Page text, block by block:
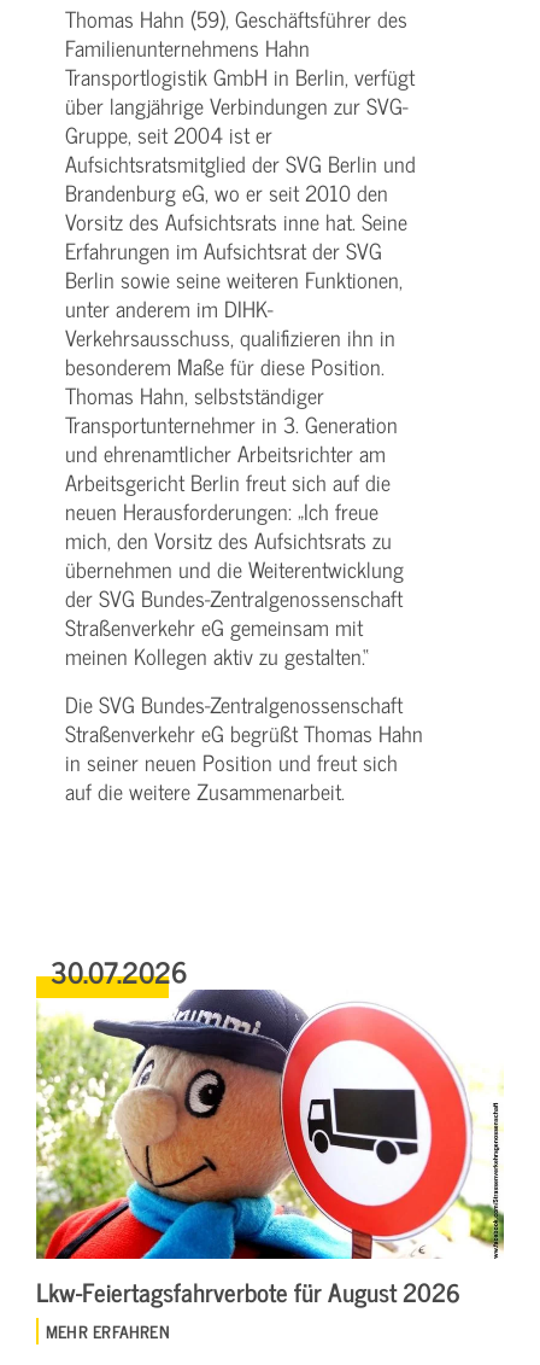
Thomas Hahn (59), Geschäftsführer des
Familienunternehmens Hahn
Transportlogistik GmbH in Berlin, verfügt
über langjährige Verbindungen zur SVG-
Gruppe, seit 2004 ist er
Aufsichtsratsmitglied der SVG Berlin und
Brandenburg eG, wo er seit 2010 den
Vorsitz des Aufsichtsrats inne hat. Seine
Erfahrungen im Aufsichtsrat der SVG
Berlin sowie seine weiteren Funktionen,
unter anderem im DIHK-
Verkehrsausschuss, qualifizieren ihn in
besonderem Maße für diese Position.
Thomas Hahn, selbstständiger
Transportunternehmer in 3. Generation
und ehrenamtlicher Arbeitsrichter am
Arbeitsgericht Berlin freut sich auf die
neuen Herausforderungen: „Ich freue
mich, den Vorsitz des Aufsichtsrats zu
übernehmen und die Weiterentwicklung
der SVG Bundes-Zentralgenossenschaft
Straßenverkehr eG gemeinsam mit
meinen Kollegen aktiv zu gestalten.“
Die SVG Bundes-Zentralgenossenschaft
Straßenverkehr eG begrüßt Thomas Hahn
in seiner neuen Position und freut sich
auf die weitere Zusammenarbeit.
30.07.2026
Lkw-Feiertagsfahrverbote für August 2026
MEHR ERFAHREN